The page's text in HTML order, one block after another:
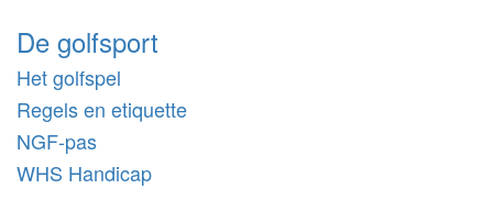
De golfsport
Het golfspel
Regels en etiquette
NGF-pas
WHS Handicap